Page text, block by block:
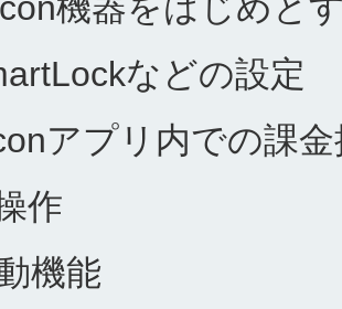
などの設定
アプリ内での課
作
機能